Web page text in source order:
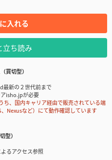
入れる
立ち読み
買切型）
最新の２世代前まで
isho.jpが必要
、国内キャリア経由で販売されている端
、Nexusなど）にて動作確認しています
型）
るアクセス参照